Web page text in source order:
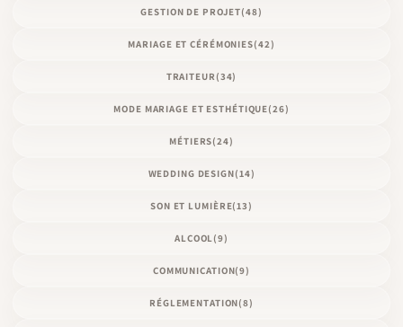
GESTION DE PROJET(48)
MARIAGE ET CÉRÉMONIES(42)
TRAITEUR (34)
MODE MARIAGE ET ESTHÉTIQUE(26)
MÉTIERS(24)
WEDDING DESIGN(14)
SON ET LUMIÈRE(13)
ALCOOL (9)
COMMUNICATION(9)
RÉGLEMENTATION(8)